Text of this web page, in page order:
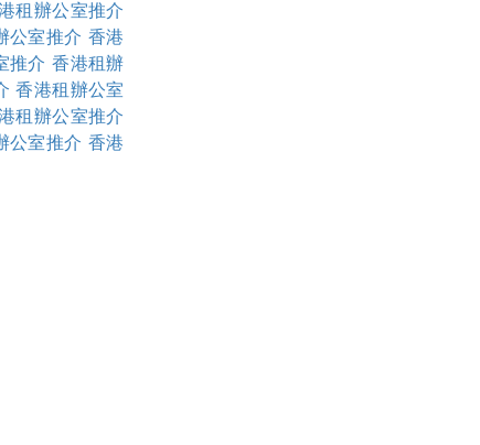
租辦公室推介
公室推介 香港
推介 香港租辦
香港租辦公室
租辦公室推介
公室推介 香港